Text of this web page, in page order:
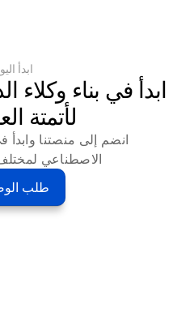
ابدأ
لأتمتة
الاصطناعي لمختلف
طلب